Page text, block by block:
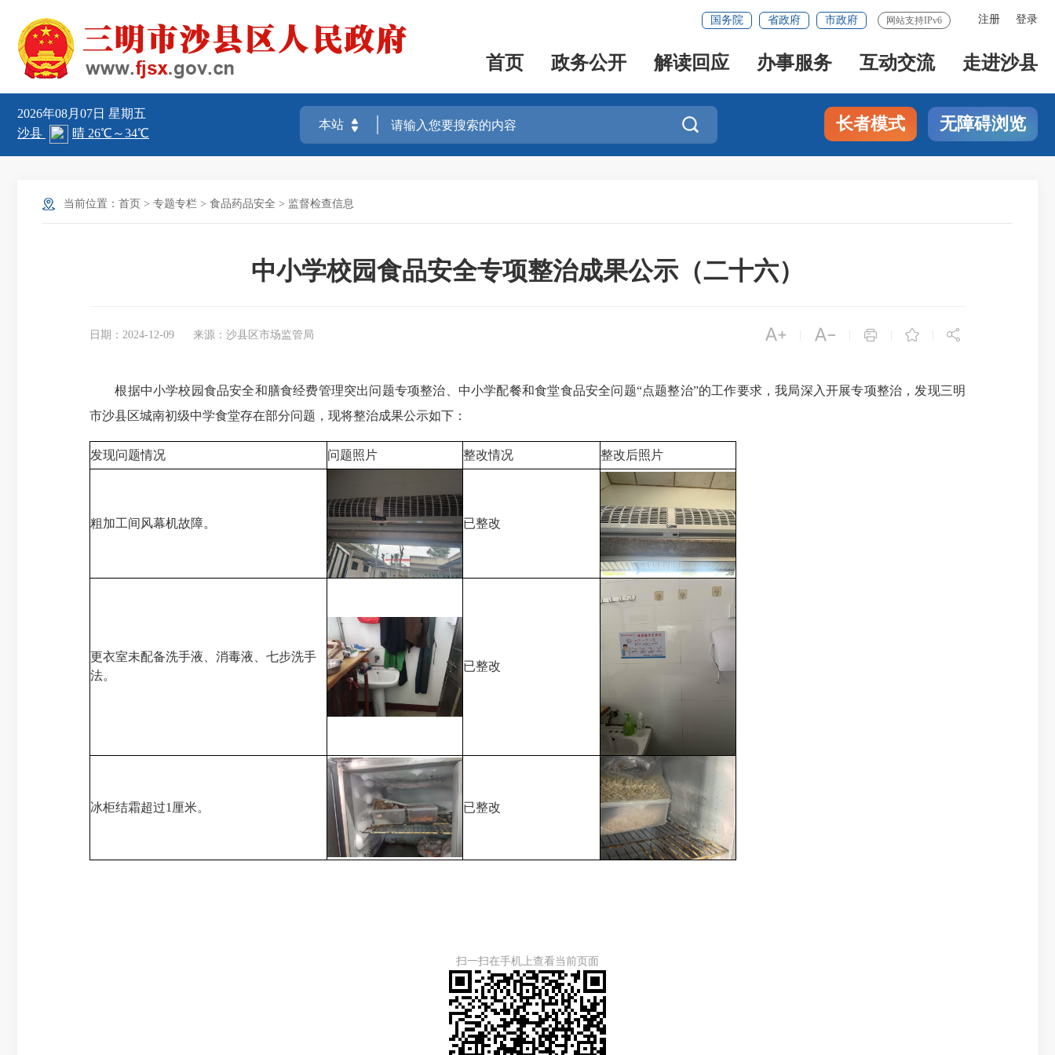
注册 登录
国务院 省政府 市政府 网站支持IPv6
首页 政务公开 解读回应 办事服务 互动交流 走进沙县
2026年08月07日 星期五
 长者模式 无障碍浏览
当前位置： 首页 > 专题专栏 > 食品药品安全 > 监督检查信息
中小学校园食品安全专项整治成果公示（二十六）
日期：2024-12-09 来源：沙县区市场监管局     
根据中小学校园食品安全和膳食经费管理突出问题专项整治、中小学配餐和食堂食品安全问题“点题整治”的工作要求，我局深入开展专项整治，发现三明
市沙县区城南初级中学食堂存在部分问题，现将整治成果公示如下：
发现问题情况 问题照片 整改情况 整改后照片
粗加工间风幕机故障。 已整改
更衣室未配备洗手液、消毒液、七步洗手
法。
已整改
冰柜结霜超过1厘米。 已整改
扫一扫在手机上查看当前页面